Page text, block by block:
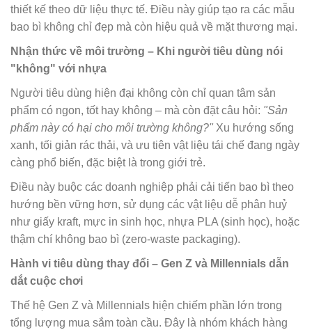
thiết kế theo dữ liệu thực tế. Điều này giúp tạo ra các mẫu
bao bì không chỉ đẹp mà còn hiệu quả về mặt thương mại.
Nhận thức về môi trường – Khi người tiêu dùng nói
"không" với nhựa
Người tiêu dùng hiện đại không còn chỉ quan tâm sản
phẩm có ngon, tốt hay không – mà còn đặt câu hỏi: "Sản
phẩm này có hại cho môi trường không?" Xu hướng sống
xanh, tối giản rác thải, và ưu tiên vật liệu tái chế đang ngày
càng phổ biến, đặc biệt là trong giới trẻ.
Điều này buộc các doanh nghiệp phải cải tiến bao bì theo
hướng bền vững hơn, sử dụng các vật liệu dễ phân huỷ
như giấy kraft, mực in sinh học, nhựa PLA (sinh học), hoặc
thậm chí không bao bì (zero-waste packaging).
Hành vi tiêu dùng thay đổi – Gen Z và Millennials dẫn
dắt cuộc chơi
Thế hệ Gen Z và Millennials hiện chiếm phần lớn trong
tổng lượng mua sắm toàn cầu. Đây là nhóm khách hàng